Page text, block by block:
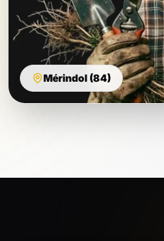
Mérindol (84)